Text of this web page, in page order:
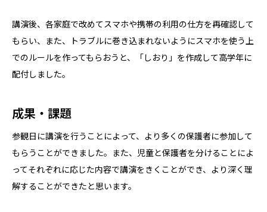
講演後、各家庭で改めてスマホや携帯の利用の仕方を再確認して
もらい、また、トラブルに巻き込まれないようにスマホを使う上
でのルールを作ってもらおうと、「しおり」を作成して高学年に
配付しました。
成果・課題
参観日に講演を行うことによって、より多くの保護者に参加して
もらうことができました。また、児童と保護者を分けることによ
ってそれぞれに応じた内容で講演をきくことができ、より深く理
解することができたと思います。